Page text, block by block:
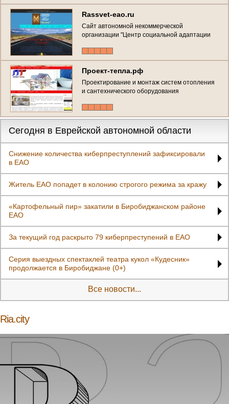
Rassvet-eao.ru
Сайт автономной некоммерческой
организации "Центр социальной адаптации
формами зависимости. (Россия, Еврейская
автономная область, Биробиджан)
Проект-тепла.рф
Проектирование и монтаж систем отопления
и сантехнического оборудования
Сегодня в Еврейской автономной области
Снижение количества киберпреступлений зафиксировали
в ЕАО
Житель ЕАО попадет в колонию строгого режима за кражу
«Картофельный пир» закатили в Биробиджанском районе
ЕАО
За текущий год раскрыто 79 киберпреступений в ЕАО
Серия выездных спектаклей театра кукол «Кудесник»
продолжается в Биробиджане (0+)
Все новости...
Ria.city